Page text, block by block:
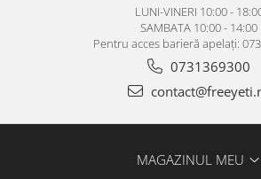
Bețe noi modele feminineLUNI-VINERI 10:00 -
SAMBATA 10:00 - 14:00
Pentru acces barieră apelați:
0731369300
MAGAZINUL MEU